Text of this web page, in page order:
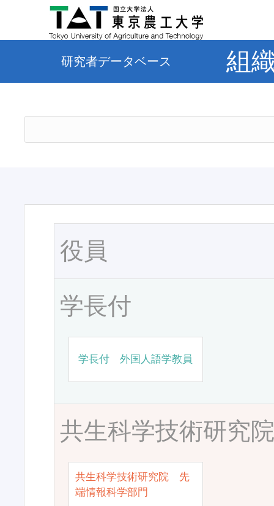
研究者データベース 組
役員
学長付
学長付 外国人語学教員
共生科学技術研究
共生科学技術研究院 先
端情報科学部門